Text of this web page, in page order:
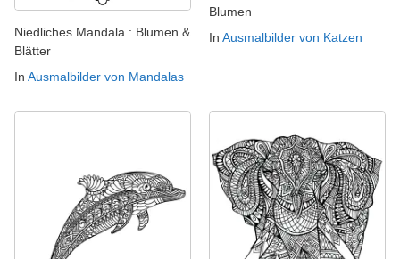
Niedliches Mandala : Blumen &
Blätter
In Ausmalbilder von Mandalas
Blumen
In Ausmalbilder von Katzen